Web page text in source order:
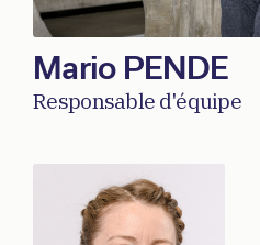
Mario PENDE
Responsable d'équipe